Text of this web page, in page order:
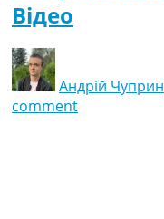
Відео
Андрій Чуприн
comment